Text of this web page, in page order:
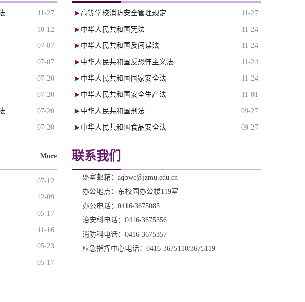
11-27
10-12
07-07
07-07
07-20
07-20
07-20
07-20
高等学校消防安全管理规定 11-27
中华人民共和国宪法 11-24
中华人民共和国反间谍法 11-24
中华人民共和国反恐怖主义法 11-24
中华人民共和国国家安全法 11-24
中华人民共和国安全生产法 11-01
中华人民共和国刑法 09-27
中华人民共和国食品安全法 09-27
More
07-12
12-09
05-17
11-16
05-23
05-17
联系我们
处室邮箱：aqbwc@jzmu.edu.cn
办公地点：东校园办公楼119室
办公电话：0416-3675085
治安科电话：0416-3675356
消防科电话：0416-3675357
应急指挥中心电话：0416-3675110/3675119